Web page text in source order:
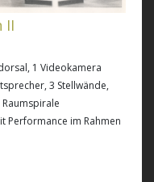
II
1 Videokamera
3 Stellwände,
Performance im Rahmen